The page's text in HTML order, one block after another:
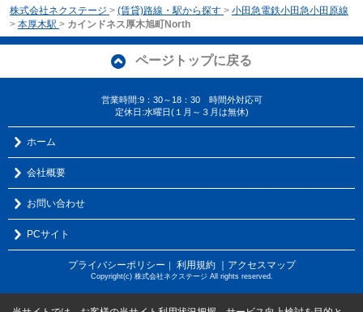
株式会社ネクステージ > (賃貸)路線・駅から探す > 小田急電鉄小田急小田原線
> 本厚木駅 > カインドネス厚木旭町North
ページトップに戻る
営業時間:9：30～18：30 時間外対応可
定休日:水曜日(１月～３月は無休)
ホーム
会社概要
お問い合わせ
PCサイト
プライバシーポリシー ｜ 利用規約 ｜アクセスマップ
Copyright(c) 株式会社ネクステージ All rights reserved.